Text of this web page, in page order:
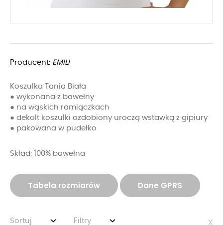
Producent: EMILI
Koszulka Tania Biała
● wykonana z bawełny
● na wąskich ramiączkach
● dekolt koszulki ozdobiony uroczą wstawką z gipiury
● pakowana w pudełko
Skład: 100% bawełna
Tabela rozmiarów Dane GPRS
Sortuj Filtry x